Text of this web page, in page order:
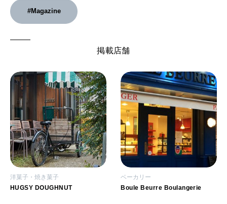
#Magazine
掲載店舗
洋菓子・焼き菓子
HUGSY DOUGHNUT
ベーカリー
Boule Beurre Boulangerie